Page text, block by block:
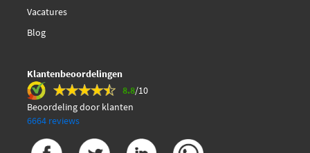
Vacatures
Blog
Klantenbeoordelingen
8.8/10
Beoordeling door klanten
6664 reviews